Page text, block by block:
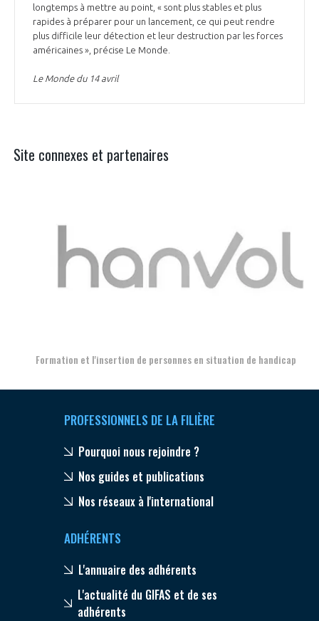
longtemps à mettre au point, « sont plus stables et plus
rapides à préparer pour un lancement, ce qui peut rendre
plus difficile leur détection et leur destruction par les forces
américaines », précise Le Monde.
Le Monde du 14 avril
Site connexes et partenaires
Formation et l'insertion de personnes en situation de handicap
PROFESSIONNELS DE LA FILIÈRE
Pourquoi nous rejoindre ?
Nos guides et publications
Nos réseaux à l'international
ADHÉRENTS
L'annuaire des adhérents
L'actualité du GIFAS et de ses
adhérents